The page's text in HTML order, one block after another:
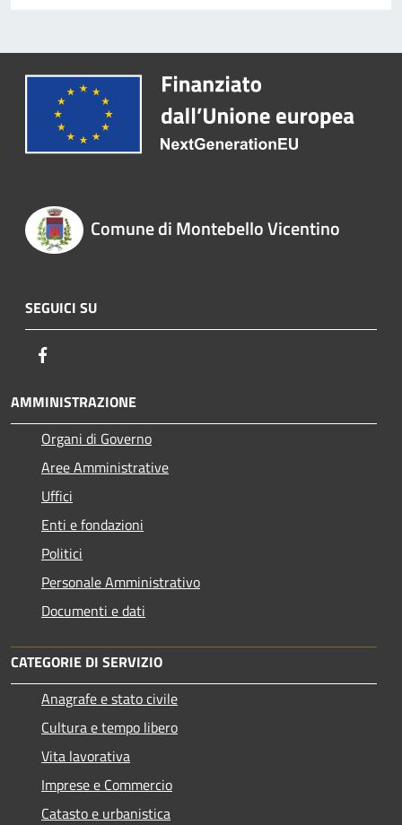
Comune di Montebello Vicentino
SEGUICI SU
AMMINISTRAZIONE
Organi di Governo
Aree Amministrative
Uffici
Enti e fondazioni
Politici
Personale Amministrativo
Documenti e dati
CATEGORIE DI SERVIZIO
Anagrafe e stato civile
Cultura e tempo libero
Vita lavorativa
Imprese e Commercio
Catasto e urbanistica